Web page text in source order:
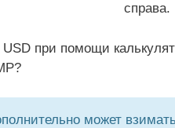
справа.
при помощи
может